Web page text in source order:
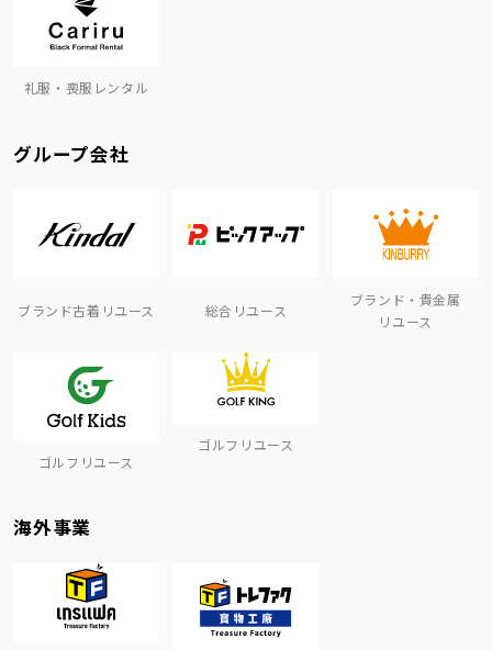
礼服・喪服レンタル
グループ会社
ブランド古着リユース 総合リユース
ブランド・貴金属
リユース
ゴルフリユース
ゴルフリユース
海外事業